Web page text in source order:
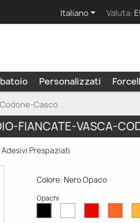
Italiano Valuta:
Personalizzati
Casco
FIANCATE-VASCA-
Adesivi Prespaziati
Colore: Nero Opaco
Opachi
Opaco OpacoOpaco